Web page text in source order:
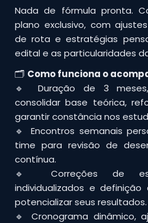
Nada de fórmula pronta.
plano exclusivo, com
de rota e estratégias
edital e as particularidades
🗂 Como funciona o
🔹 Duração de 3
consolidar base teórica,
garantir constância nos
🔹 Encontros semanais
time para revisão de
contínua.
🔹 Correções de
individualizados e
potencializar seus resultados.
🔹 Cronograma dinâmico,